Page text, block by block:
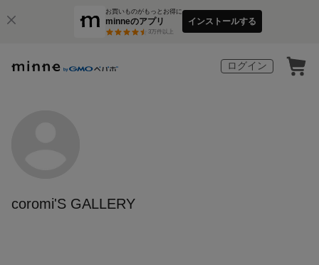
お買いものがもっとお得に
minneのアプリ
3万件以上
インストールする
ログイン
coromi'S GALLERY